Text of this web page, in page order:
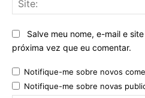
Salve meu nome, e-mail e
próxima vez que eu comentar.
Notifique-me sobre novos
Notifique-me sobre novas